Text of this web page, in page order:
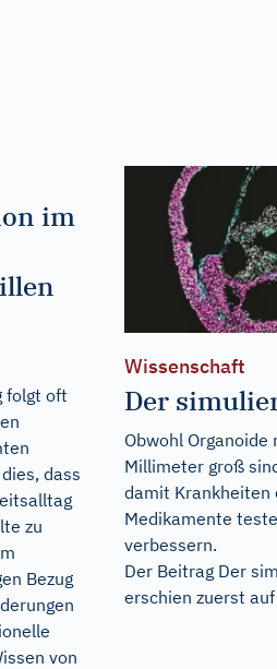
im
folgt oft
dass
zu
Bezug
von
Wissenschaft
Der
Obwohl Organoide
Millimeter groß
damit Krankheiten
Medikamente
verbessern.
Der Beitrag Der
erschien zuerst auf